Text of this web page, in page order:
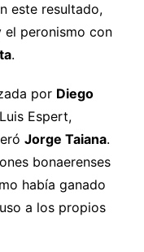
este resultado,
peronismo con
.
por Diego
Espert,
Jorge Taiana.
bonaerenses
había ganado
a los propios